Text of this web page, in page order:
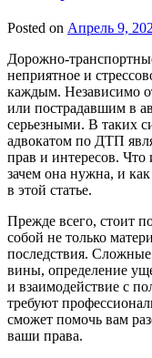
Posted on Апрель 9,
Дорожно-
неприятное и
каждым. Независимо
или пострадавшим в
серьезными. В таких
адвокатом по ДТП
прав и интересов. Что
зачем она нужна, и
в этой статье.
Прежде всего, стоит
собой не только
последствия.
вины, определение
и взаимодействие с
требуют
сможет помочь вам
ваши права.